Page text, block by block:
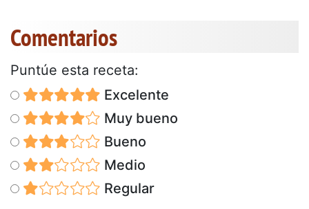
Comentarios
Puntúe esta receta:
Excelente
Muy bueno
Bueno
Medio
Regular